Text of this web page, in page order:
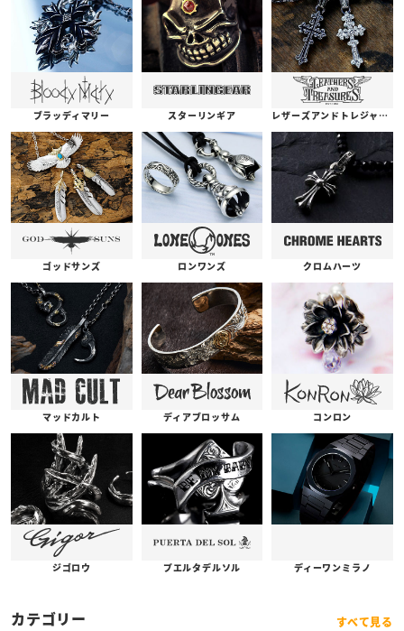
ブラッディマリー スターリンギア レザーズアンドトレジャーズ
ゴッドサンズ ロンワンズ クロムハーツ
マッドカルト ディアブロッサム コンロン
ジゴロウ プエルタデルソル ディーワンミラノ
カテゴリー すべて見る